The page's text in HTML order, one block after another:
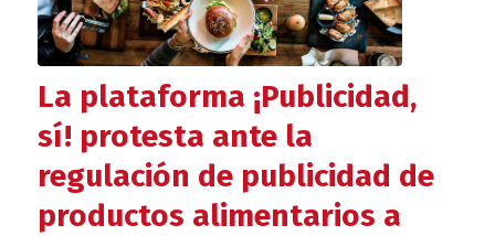
La plataforma ¡Publicidad,
sí! protesta ante la
regulación de publicidad de
productos alimentarios a